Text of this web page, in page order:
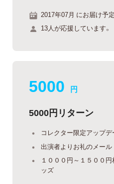
2017年07月 にお届け予定
13人が応援しています。
5000 円
5000円リターン
コレクター限定アップデ
出演者よりお礼のメール
１０００円～１５００
ッズ